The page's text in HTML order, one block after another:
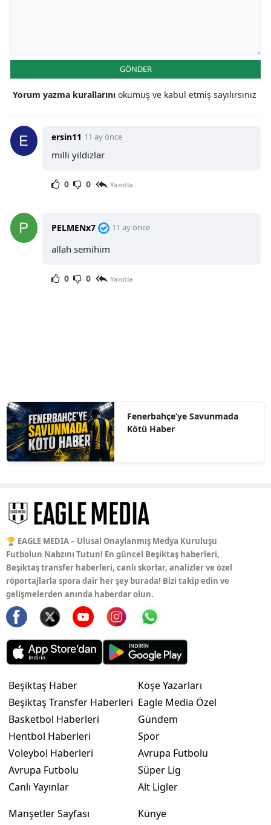
GÖNDER
Yorum yazma kurallarını okumuş ve kabul etmiş sayılırsınız
ersin11 11 ay önce
milli yildizlar
0 0 Yanıtla
PELMENx7 11 ay önce
allah semihim
0 0 Yanıtla
Fenerbahçe’ye Savunmada
Kötü Haber
🏆 EAGLE MEDIA – Ulusal Onaylanmış Medya Kuruluşu
Futbolun Nabzını Tutun! En güncel Beşiktaş haberleri,
Beşiktaş transfer haberleri, canlı skorlar, analizler ve özel
röportajlarla spora dair her şey burada! Bizi takip edin ve
gelişmelerden anında haberdar olun.
Beşiktaş Haber
Beşiktaş Transfer Haberleri
Basketbol Haberleri
Hentbol Haberleri
Voleybol Haberleri
Avrupa Futbolu
Canlı Yayınlar
Köşe Yazarları
Eagle Media Özel
Gündem
Spor
Avrupa Futbolu
Süper Lig
Alt Ligler
Manşetler Sayfası
Künye